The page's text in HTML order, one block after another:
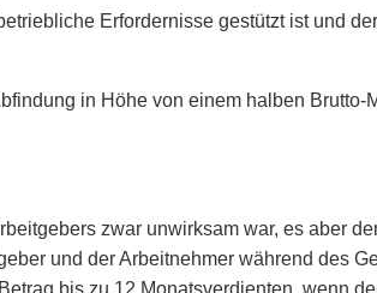
Erfordernisse gestützt ist und
in Höhe von einem halben Brutto-
zwar unwirksam war, es aber
und der Arbeitnehmer während des
bis zu 12 Monatsverdienten, wenn